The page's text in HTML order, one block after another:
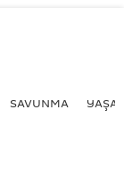
SAVUNMA